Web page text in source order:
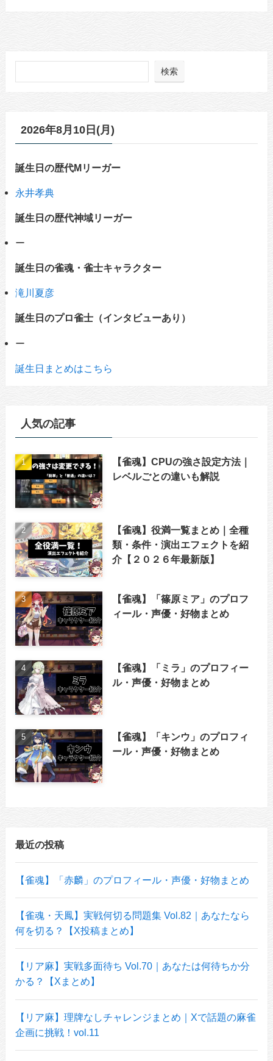
検索
2026年8月10日(月)
誕生日の歴代Mリーガー
永井孝典
誕生日の歴代神域リーガー
ー
誕生日の雀魂・雀士キャラクター
滝川夏彦
誕生日のプロ雀士（インタビューあり）
ー
誕生日まとめはこちら
人気の記事
【雀魂】CPUの強さ設定方法｜
レベルごとの違いも解説
【雀魂】役満一覧まとめ｜全種
類・条件・演出エフェクトを紹
介【２０２６年最新版】
【雀魂】「篠原ミア」のプロフ
ィール・声優・好物まとめ
【雀魂】「ミラ」のプロフィー
ル・声優・好物まとめ
【雀魂】「キンウ」のプロフィ
ール・声優・好物まとめ
最近の投稿
【雀魂】「赤麟」のプロフィール・声優・好物まとめ
【雀魂・天鳳】実戦何切る問題集 Vol.82｜あなたなら
何を切る？【X投稿まとめ】
【リア麻】実戦多面待ち Vol.70｜あなたは何待ちか分
かる？【Xまとめ】
【リア麻】理牌なしチャレンジまとめ｜Xで話題の麻雀
企画に挑戦！vol.11